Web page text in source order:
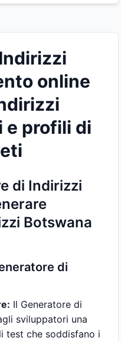
online
e profili di
di Indirizzi
Botswana
di
Il Generatore di
sviluppatori una
test che soddisfano i